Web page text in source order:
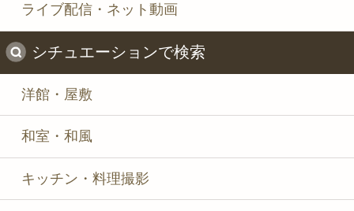
ライブ配信・ネット動画
シチュエーションで検索
洋館・屋敷
和室・和風
キッチン・料理撮影